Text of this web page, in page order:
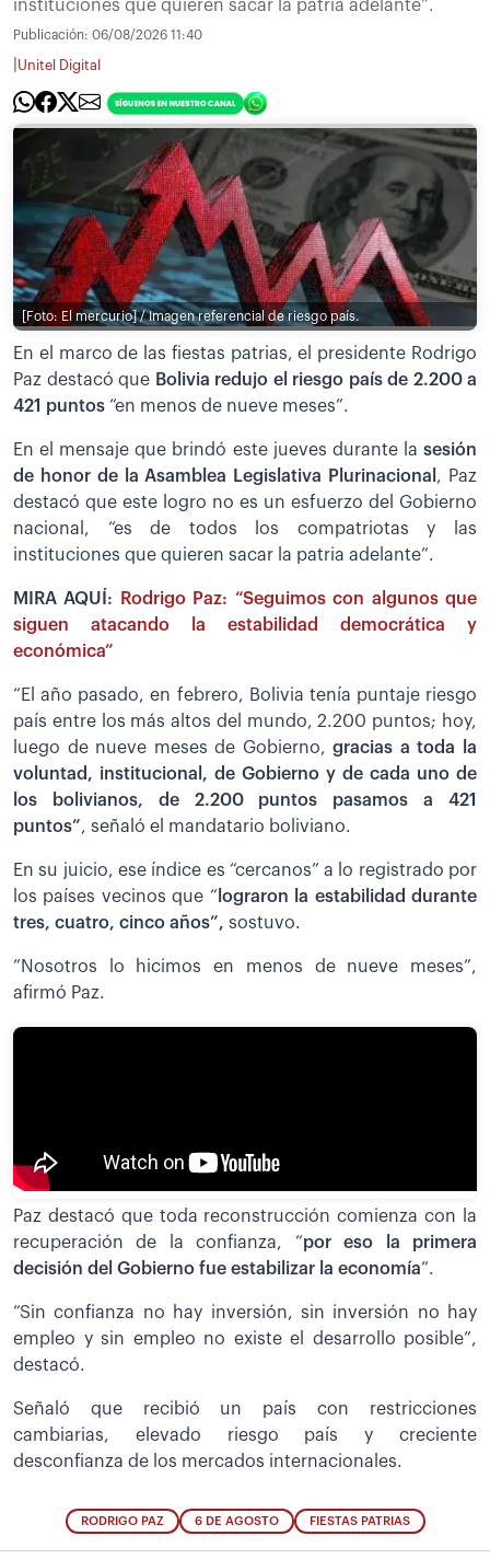
instituciones que quieren sacar la patria adelante”.
Publicación: 06/08/2026 11:40
Unitel Digital
[Foto: El mercurio] / Imagen referencial de riesgo país.
En el marco de las fiestas patrias, el presidente Rodrigo
Paz destacó que Bolivia redujo el riesgo país de 2.200 a
421 puntos “en menos de nueve meses”.
En el mensaje que brindó este jueves durante la sesión
de honor de la Asamblea Legislativa Plurinacional , Paz
destacó que este logro no es un esfuerzo del Gobierno
nacional, “es de todos los compatriotas y las
instituciones que quieren sacar la patria adelante”.
MIRA AQUÍ:
Rodrigo Paz: “Seguimos con algunos que
siguen atacando la estabilidad democrática y
económica”
“El año pasado, en febrero, Bolivia tenía puntaje riesgo
país entre los más altos del mundo, 2.200 puntos; hoy,
luego de nueve meses de Gobierno, gracias a toda la
voluntad, institucional, de Gobierno y de cada uno de
los bolivianos, de 2.200 puntos pasamos a 421
puntos”, señaló el mandatario boliviano.
En su juicio, ese índice es “cercanos” a lo registrado por
los países vecinos que “ lograron la estabilidad durante
tres, cuatro, cinco años”, sostuvo.
”Nosotros lo hicimos en menos de nueve meses”,
afirmó Paz.
Paz destacó que toda reconstrucción comienza con la
recuperación de la confianza, “por eso la primera
decisión del Gobierno fue estabilizar la economía”.
“Sin confianza no hay inversión, sin inversión no hay
empleo y sin empleo no existe el desarrollo posible”,
destacó.
Señaló que recibió un país con restricciones
cambiarias, elevado riesgo país y creciente
desconfianza de los mercados internacionales.
RODRIGO PAZ 6 DE AGOSTO FIESTAS PATRIAS